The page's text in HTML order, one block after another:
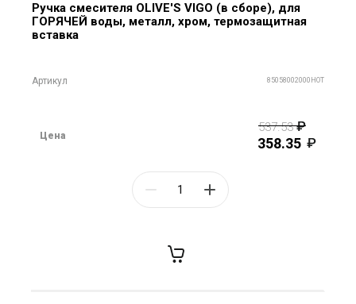
Ручка смесителя OLIVE'S VIGO (в сборе), для
ГОРЯЧЕЙ воды, металл, хром, термозащитная
вставка
Артикул 85058002000HOT
Цена
537.53
358.35